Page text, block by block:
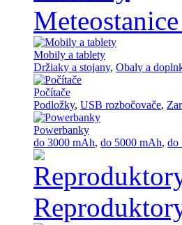
Mobily a tablety
Držiaky a stojany, Obaly a
Počítače
Podložky, USB rozbočovače,
Powerbanky
do 3000 mAh, do 5000 mAh, do